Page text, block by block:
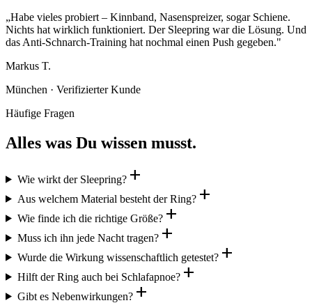
„Habe vieles probiert – Kinnband, Nasenspreizer, sogar Schiene.
Nichts hat wirklich funktioniert. Der Sleepring war die Lösung. Und
das Anti-Schnarch-Training hat nochmal einen Push gegeben."
Markus T.
München · Verifizierter Kunde
Häufige Fragen
Alles was Du wissen musst.
Wie wirkt der Sleepring?add
Aus welchem Material besteht der Ring?add
Wie finde ich die richtige Größe?add
Muss ich ihn jede Nacht tragen?add
Wurde die Wirkung wissenschaftlich getestet?add
Hilft der Ring auch bei Schlafapnoe?add
Gibt es Nebenwirkungen?add